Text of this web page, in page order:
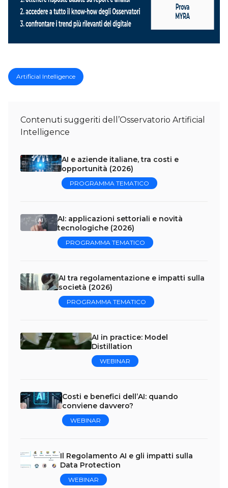
Artificial Intelligence
Contenuti suggeriti dell’Osservatorio Artificial
Intelligence
AI e aziende italiane, tra costi e
opportunità (2026)
PROGRAMMA TEMATICO
AI: applicazioni settoriali e novità
tecnologiche (2026)
PROGRAMMA TEMATICO
AI tra regolamentazione e impatti sulla
società (2026)
PROGRAMMA TEMATICO
AI in practice: Model
Distillation
WEBINAR
Costi e benefici dell’AI: quando
conviene davvero?
WEBINAR
Il Regolamento AI e gli impatti sulla
Data Protection
WEBINAR